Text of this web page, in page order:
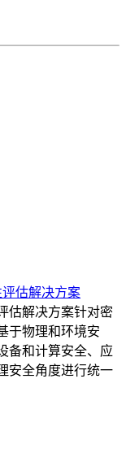
估解决方案
估解决方案针对密
于物理和环境安
备和计算安全、应
安全角度进行统一